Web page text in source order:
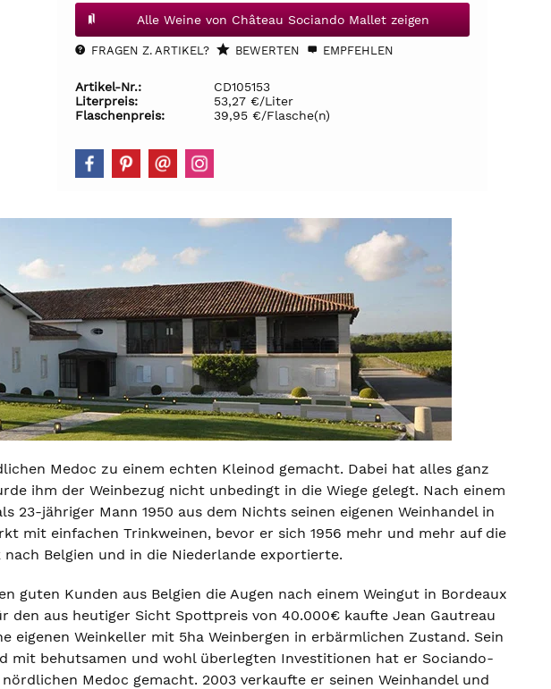
Alle Weine von Château Sociando Mallet zeigen
FRAGEN Z. ARTIKEL? BEWERTEN EMPFEHLEN
Artikel-Nr.:
CD105153
Literpreis:
53,27 €/Liter
Flaschenpreis:
39,95 €/Flasche(n)
Medoc zu einem echten Kleinod gemacht. Dabei hat alles ganz
ihm der Weinbezug nicht unbedingt in die Wiege gelegt. Nach einem
jähriger Mann 1950 aus dem Nichts seinen eigenen Weinhandel in
mit einfachen Trinkweinen, bevor er sich 1956 mehr und mehr auf die
Belgien und in die Niederlande exportierte.
guten Kunden aus Belgien die Augen nach einem Weingut in Bordeaux
aus heutiger Sicht Spottpreis von 40.000€ kaufte Jean Gautreau
Weinkeller mit 5ha Weinbergen in erbärmlichen Zustand. Sein
mit behutsamen und wohl überlegten Investitionen hat er Sociando-
Medoc gemacht. 2003 verkaufte er seinen Weinhandel und